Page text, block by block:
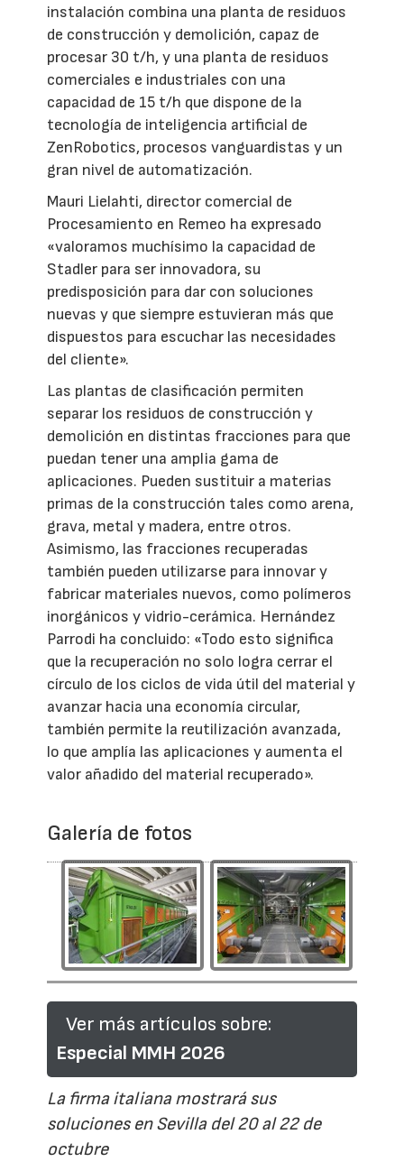
instalación combina una planta de residuos
de construcción y demolición, capaz de
procesar 30 t/h, y una planta de residuos
comerciales e industriales con una
capacidad de 15 t/h que dispone de la
tecnología de inteligencia artificial de
ZenRobotics, procesos vanguardistas y un
gran nivel de automatización.
Mauri Lielahti, director comercial de
Procesamiento en Remeo ha expresado
«valoramos muchísimo la capacidad de
Stadler para ser innovadora, su
predisposición para dar con soluciones
nuevas y que siempre estuvieran más que
dispuestos para escuchar las necesidades
del cliente».
Las plantas de clasificación permiten
separar los residuos de construcción y
demolición en distintas fracciones para que
puedan tener una amplia gama de
aplicaciones. Pueden sustituir a materias
primas de la construcción tales como arena,
grava, metal y madera, entre otros.
Asimismo, las fracciones recuperadas
también pueden utilizarse para innovar y
fabricar materiales nuevos, como polímeros
inorgánicos y vidrio-cerámica. Hernández
Parrodi ha concluido: «Todo esto significa
que la recuperación no solo logra cerrar el
círculo de los ciclos de vida útil del material y
avanzar hacia una economía circular,
también permite la reutilización avanzada,
lo que amplía las aplicaciones y aumenta el
valor añadido del material recuperado».
Galería de fotos
Ver más artículos sobre:
Especial MMH 2026
La firma italiana mostrará sus
soluciones en Sevilla del 20 al 22 de
octubre